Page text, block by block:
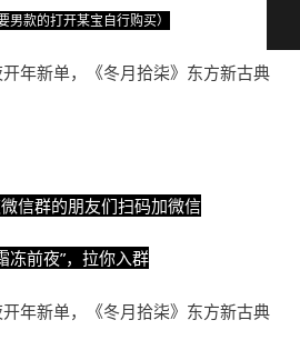
男款的打开某宝自行购买）
信群的朋友们扫码加微信
冻前夜”，拉你入群